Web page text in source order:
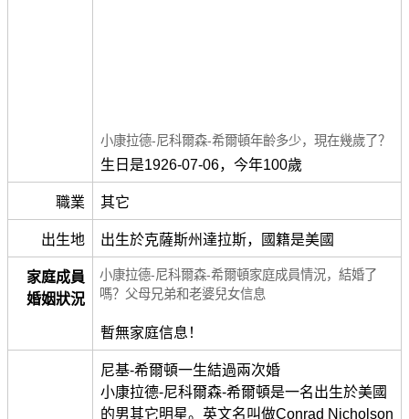
小康拉德-尼科爾森-希爾頓年齡多少，現在幾歲了？
生日是1926-07-06，今年100歲
職業 其它
出生地 出生於克薩斯州達拉斯，國籍是美國
家庭成員
婚姻狀況
小康拉德-尼科爾森-希爾頓家庭成員情況，結婚了
嗎？父母兄弟和老婆兒女信息
暫無家庭信息！
尼基-希爾頓一生結過兩次婚
小康拉德-尼科爾森-希爾頓是一名出生於美國
的男其它明星。英文名叫做Conrad Nicholson